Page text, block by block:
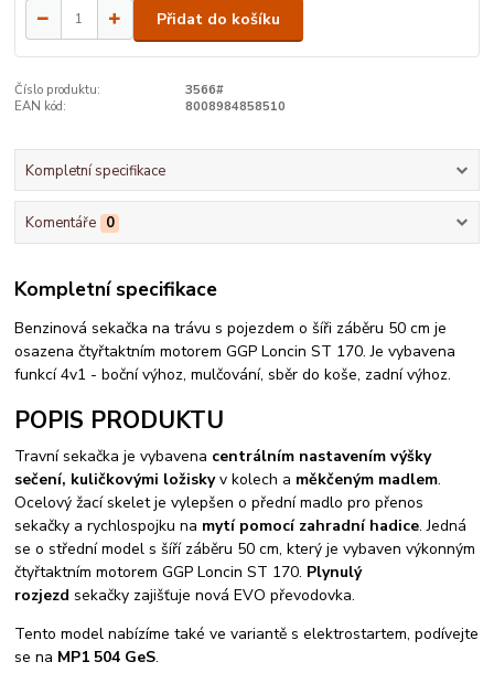
Přidat do košíku
Číslo produktu:
3566#
EAN kód:
8008984858510
Kompletní specifikace
Komentáře 0
Kompletní specifikace
Benzinová sekačka na trávu s pojezdem o šíři záběru 50 cm je
osazena čtyřtaktním motorem GGP Loncin ST 170. Je vybavena
funkcí 4v1 - boční výhoz, mulčování, sběr do koše, zadní výhoz.
POPIS PRODUKTU
Travní sekačka je vybavena centrálním nastavením výšky
sečení, kuličkovými ložiskyv kolech a měkčeným madlem.
Ocelový žací skelet je vylepšen o přední madlo pro přenos
sekačky a rychlospojku na mytí pomocí zahradní hadice. Jedná
se o střední model s šíří záběru 50 cm, který je vybaven výkonným
čtyřtaktním motorem GGP Loncin ST 170. Plynulý
rozjezd sekačky zajišťuje nová EVO převodovka.
Tento model nabízíme také ve variantě s elektrostartem, podívejte
se na MP1 504 GeS.